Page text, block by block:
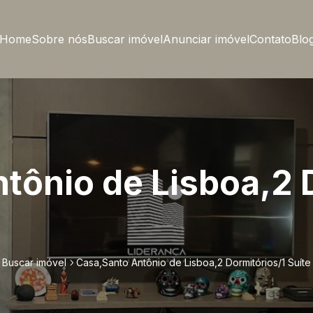
Sobre nósBuscar imóvelAnunciar imóvelContato
de Lisboa,2
Buscar imóvel Casa,Santo Antônio de Lisboa,2 Dormitórios/1 Suíte